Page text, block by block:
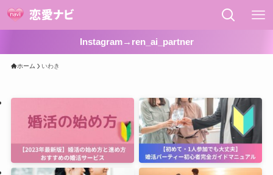
Instagram→ren_ai_partner
ホーム いわき